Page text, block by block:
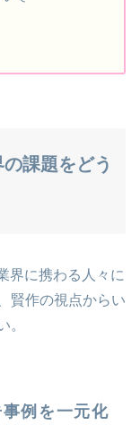
課題をどう
界に携わる人々に
賢作の視点からい
。
例を一元化